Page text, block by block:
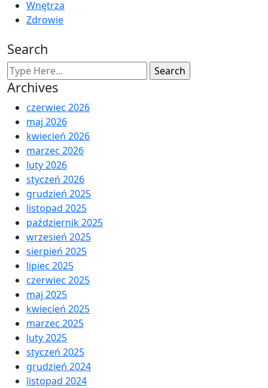
Wnętrza
Zdrowie
Search
Archives
czerwiec 2026
maj 2026
kwiecień 2026
marzec 2026
luty 2026
styczeń 2026
grudzień 2025
listopad 2025
październik 2025
wrzesień 2025
sierpień 2025
lipiec 2025
czerwiec 2025
maj 2025
kwiecień 2025
marzec 2025
luty 2025
styczeń 2025
grudzień 2024
listopad 2024